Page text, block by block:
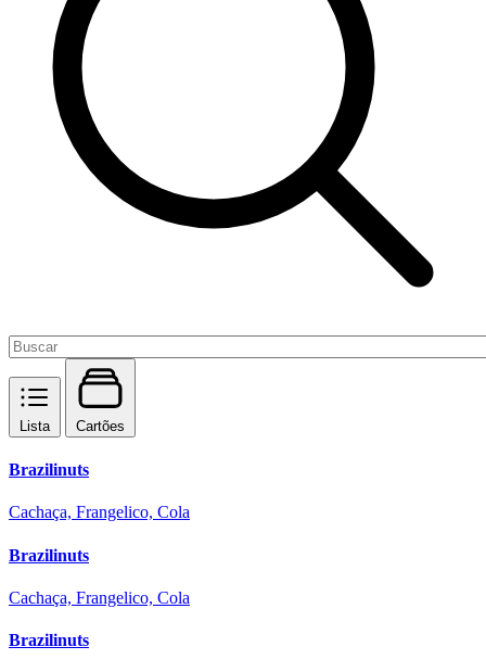
Lista Cartões
Brazilinuts
Cachaça, Frangelico, Cola
Brazilinuts
Cachaça, Frangelico, Cola
Brazilinuts